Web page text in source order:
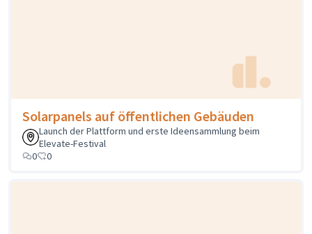
Solarpanels auf öffentlichen Gebäuden
Launch der Plattform und erste Ideensammlung beim
Elevate-Festival
0
0